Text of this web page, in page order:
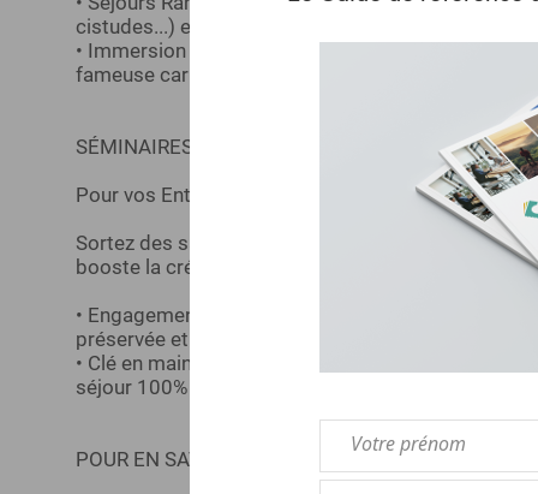
cistudes...) et des paysages changeants
• Immersion Patrimoine : Entre abbayes
fameuse carpe de Brenne !)
SÉMINAIRES "HORS CADRE"
Pour vos Entreprises : Un Séminaire "Hors Cadre"
Sortez des salles de réunion classiques et offrez
booste la créativité et la cohésion avec nos
• Engagement Durable : Valorisez votre démarche
préservée et un tourisme responsable
• Clé en main : Nous gérons l'hébergement, la
séjour 100% sérénité
POUR EN SAVOIR PLUS